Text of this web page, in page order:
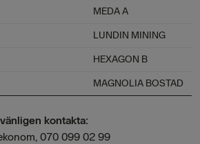
MEDA A
LUNDIN MINING
HEXAGON B
MAGNOLIA BOSTAD
kontakta:
070 099 02 99